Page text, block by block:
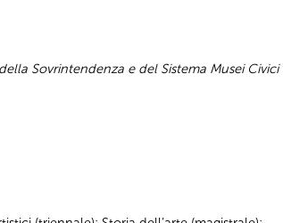
Sovrintendenza e del Sistema Musei Civici